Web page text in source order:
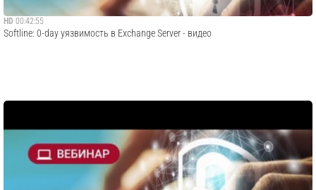
HD 00:42:55
​Softline: 0-day уязвимость в Exchange Server - видео